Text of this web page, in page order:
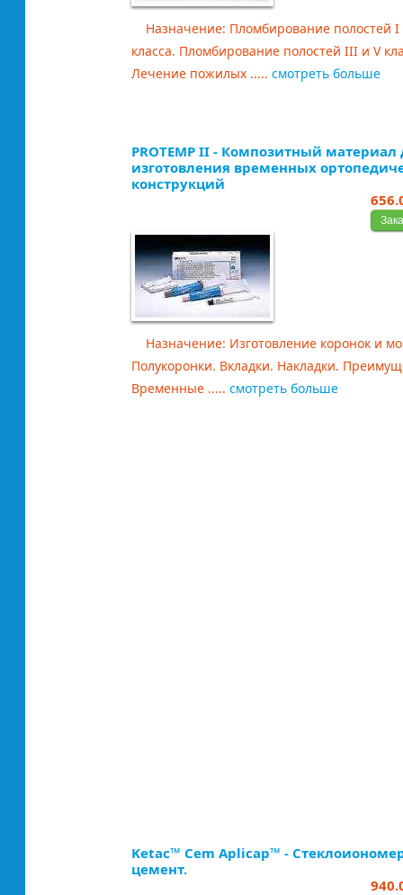
Назначение: Пломбирование полостей
класса. Пломбирование полостей III и V
Лечение пожилых ..... смотреть больше
PROTEMP II - Композитный материал
изготовления временных
конструкций
Назначение: Изготовление коронок и
Полукоронки. Вкладки. Накладки.
Временные ..... смотреть больше
Ketac™ Cem Aplicap™ -
цемент.